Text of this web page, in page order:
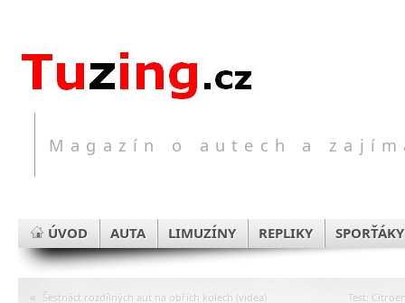
Magazín o autech a
ÚVOD AUTA LIMUZÍNY REPLIKY SPORŤÁKY
« Šestnáct rozdílných aut na obřích kolech (videa) Test: